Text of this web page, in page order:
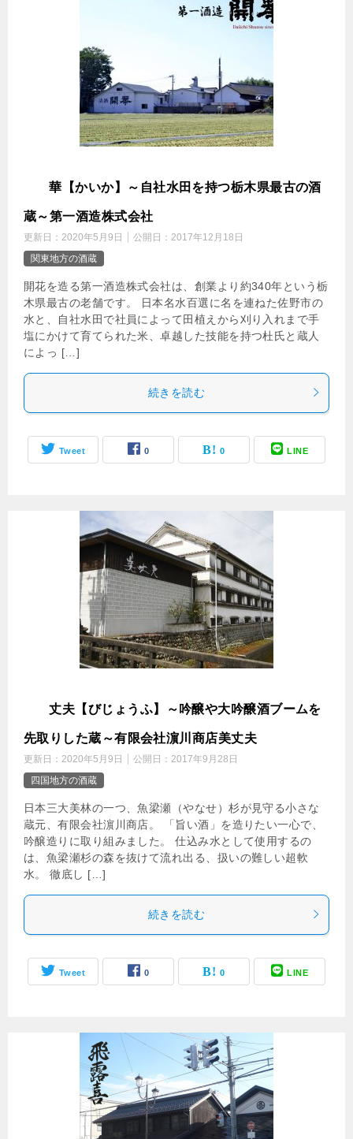
開華【かいか】～自社水田を持つ栃木県最古の酒
蔵～第一酒造株式会社
更新日： 2020年5月9日 公開日： 2017年12月18日
関東地方の酒蔵
開花を造る第一酒造株式会社は、創業より約340年という栃
木県最古の老舗です。 日本名水百選に名を連ねた佐野市の
水と、自社水田で社員によって田植えから刈り入れまで手
塩にかけて育てられた米、卓越した技能を持つ杜氏と蔵人
によっ […]
続きを読む
Tweet 0 0 LINE
美丈夫【びじょうふ】～吟醸や大吟醸酒ブームを
先取りした蔵～有限会社濵川商店美丈夫
更新日： 2020年5月9日 公開日： 2017年9月28日
四国地方の酒蔵
日本三大美林の一つ、魚梁瀬（やなせ）杉が見守る小さな
蔵元、有限会社濵川商店。 「旨い酒」を造りたい一心で、
吟醸造りに取り組みました。 仕込み水として使用するの
は、魚梁瀬杉の森を抜けて流れ出る、扱いの難しい超軟
水。 徹底し […]
続きを読む
Tweet 0 0 LINE